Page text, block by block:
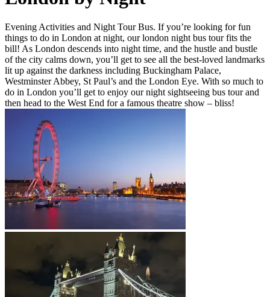
Evening Activities and Night Tour Bus. If you’re looking for fun
things to do in London at night, our london night bus tour fits the
bill! As London descends into night time, and the hustle and bustle
of the city calms down, you’ll get to see all the best-loved landmarks
lit up against the darkness including Buckingham Palace,
Westminster Abbey, St Paul’s and the London Eye. With so much to
do in London you’ll get to enjoy our night sightseeing bus tour and
then head to the West End for a famous theatre show – bliss!